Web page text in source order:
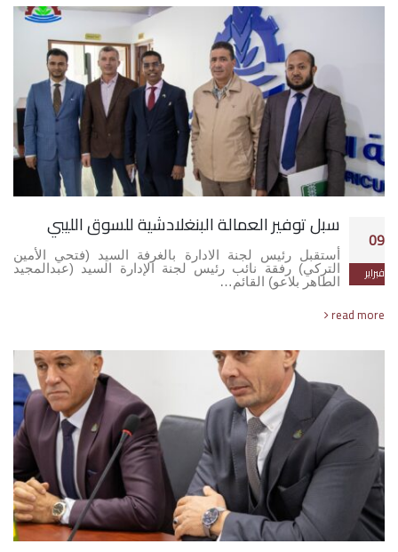
09
فبراير
سبل توفير العمالة البنغلادشية للسوق الليبي
أستقبل رئيس لجنة الادارة بالغرفة السيد (فتحي الأمين
التركي) رفقة نائب رئيس لجنة الإدارة السيد (عبدالمجيد
الطاهر بلاعو) القائم…
read more